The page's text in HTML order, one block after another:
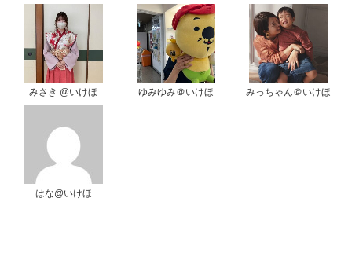
みさき @いけほ ゆみゆみ＠いけほ みっちゃん＠いけほ
はな@いけほ